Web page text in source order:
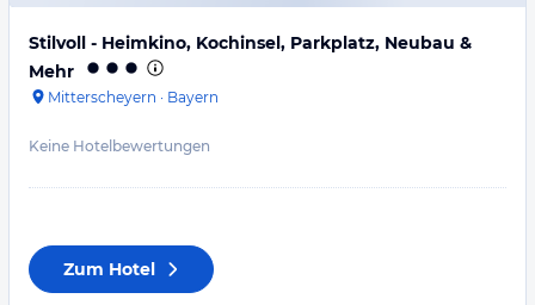
Stilvoll - Heimkino, Kochinsel, Parkplatz, Neubau &
Mehr
Mitterscheyern · Bayern
Keine Hotelbewertungen
Zum Hotel